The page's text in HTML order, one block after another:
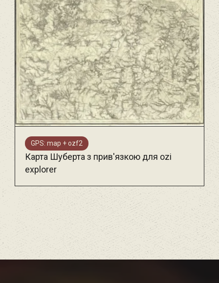
GPS: map + ozf2
Карта Шуберта з прив'язкою для ozi
explorer